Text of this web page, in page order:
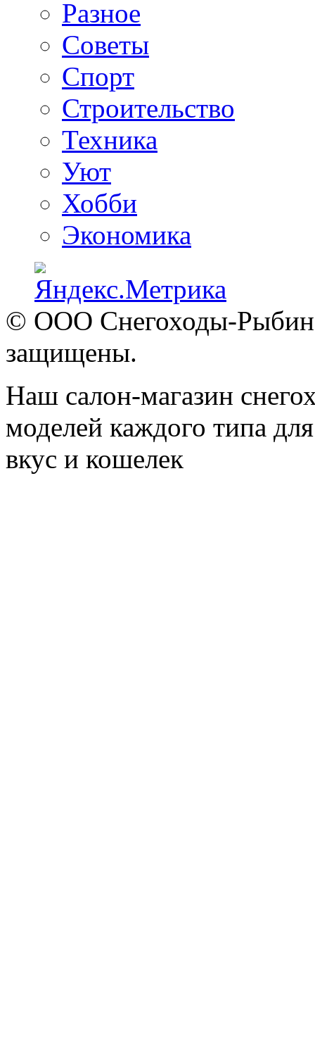
Разное
Советы
Спорт
Строительство
Техника
Уют
Хобби
Экономика
© ООО Снегоходы-
защищены.
Наш салон-магазин
моделей каждого типа
вкус и кошелек